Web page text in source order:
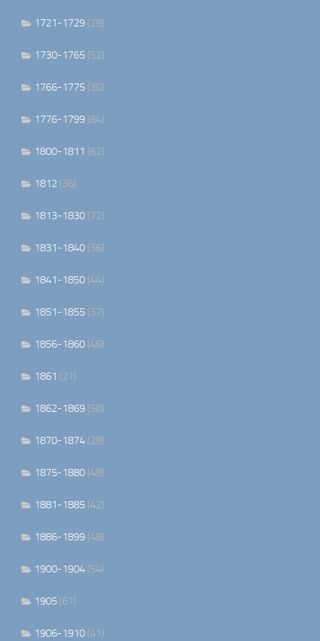
1721-1729 (29)
1730-1765 (52)
1766-1775 (30)
1776-1799 (64)
1800-1811 (62)
1812 (36)
1813-1830 (72)
1831-1840 (36)
1841-1850 (44)
1851-1855 (37)
1856-1860 (46)
1861 (21)
1862-1869 (50)
1870-1874 (28)
1875-1880 (48)
1881-1885 (42)
1886-1899 (48)
1900-1904 (54)
1905 (61)
1906-1910 (41)